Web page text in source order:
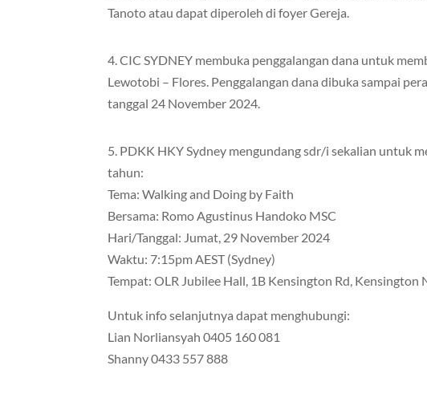
Tanoto atau dapat diperoleh di foyer Gereja.
4. CIC SYDNEY membuka penggalangan dana untuk
Lewotobi – Flores. Penggalangan dana dibuka sampai
tanggal 24 November 2024.
5. PDKK HKY Sydney mengundang sdr/i sekalian untuk
tahun:
Tema: Walking and Doing by Faith
Bersama: Romo Agustinus Handoko MSC
Hari/Tanggal: Jumat, 29 November 2024
Waktu: 7:15pm AEST (Sydney)
Tempat: OLR Jubilee Hall, 1B Kensington Rd, Kensington
Untuk info selanjutnya dapat menghubungi:
Lian Norliansyah 0405 160 081
Shanny 0433 557 888